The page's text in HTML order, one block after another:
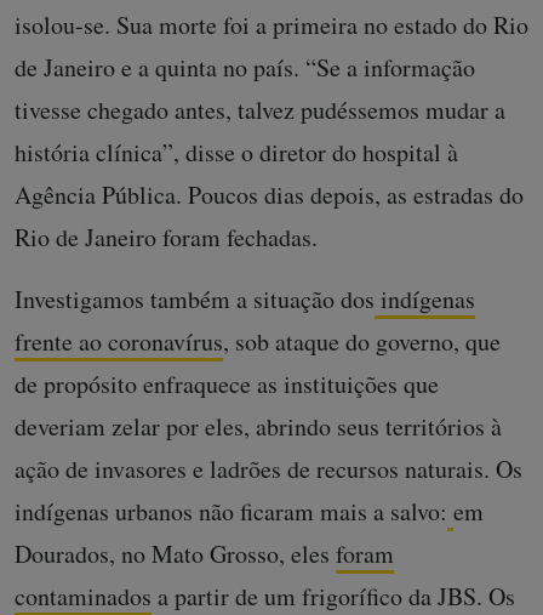
isolou-se. Sua morte foi a primeira no estado do Rio
de Janeiro e a quinta no país. “Se a informação
tivesse chegado antes, talvez pudéssemos mudar a
história clínica”, disse o diretor do hospital à
Agência Pública. Poucos dias depois, as estradas do
Rio de Janeiro foram fechadas.
Investigamos também a situação dos indígenas
frente ao coronavírus, sob ataque do governo, que
de propósito enfraquece as instituições que
deveriam zelar por eles, abrindo seus territórios à
ação de invasores e ladrões de recursos naturais. Os
indígenas urbanos não ficaram mais a salvo: em
Dourados, no Mato Grosso, eles foram
contaminados a partir de um frigorífico da JBS. Os